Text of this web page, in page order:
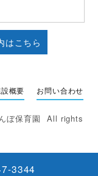
はこちら
3344
概要 お問い合わせ
ぼ保育園
All rights